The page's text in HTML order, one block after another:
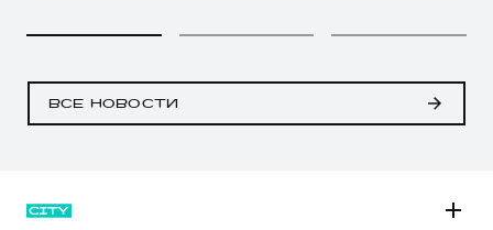
ВСЕ НОВОСТИ